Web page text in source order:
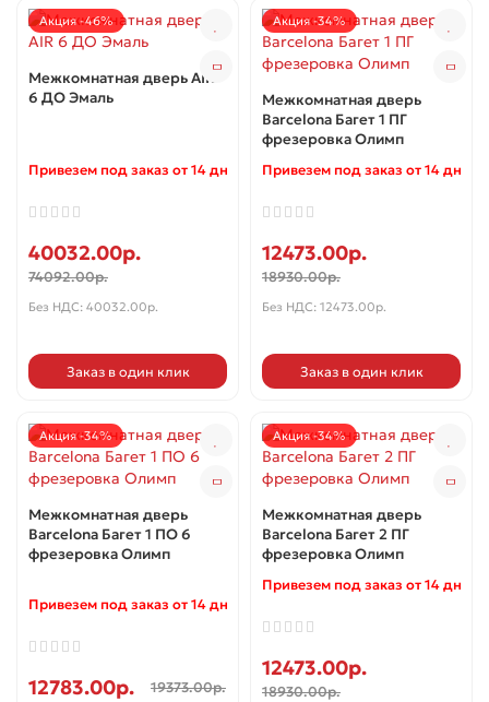
Акция -46%
Межкомнатная дверь AIR
6 ДО Эмаль
Привезем под заказ от 14 дней ✓
40032.00р.
74092.00р.
Без НДС: 40032.00р.
Заказ в один клик
Акция -34%
Межкомнатная дверь
Barcelona Багет 1 ПГ
фрезеровка Олимп
Привезем под заказ от 14 дней
12473.00р.
18930.00р.
Без НДС: 12473.00р.
Заказ в один клик
Акция -34%
Межкомнатная дверь
Barcelona Багет 1 ПО 6
фрезеровка Олимп
Привезем под заказ от 14 дней ✓
12783.00р. 19373.00р.
Акция -34%
Межкомнатная дверь
Barcelona Багет 2 ПГ
фрезеровка Олимп
Привезем под заказ от 14 дней
12473.00р.
18930.00р.